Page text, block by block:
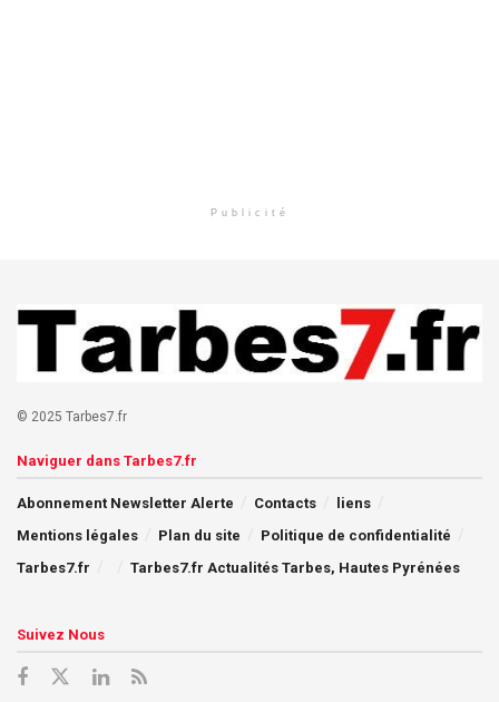
Publicité
© 2025 Tarbes7.fr
Naviguer dans Tarbes7.fr
Abonnement Newsletter Alerte Contacts
liens
Mentions légales
Plan du site
Politique de confidentialité
Tarbes7.fr
Tarbes7.fr Actualités Tarbes, Hautes Pyrénées
Suivez Nous